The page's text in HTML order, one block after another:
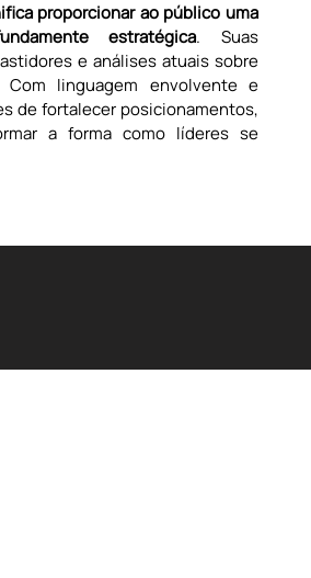
proporcionar ao público uma
estratégica. Suas
e análises atuais sobre
Com linguagem envolvente e
de fortalecer posicionamentos,
a forma como líderes se